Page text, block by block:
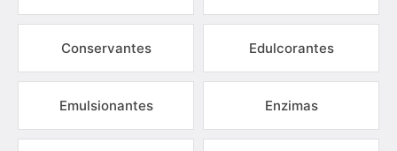
Conservantes Edulcorantes
Emulsionantes Enzimas